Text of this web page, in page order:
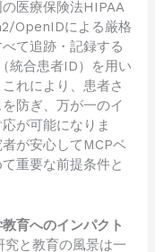
医療保険法HIPAA
OpenIDによる厳格
て追跡・記録する
統合患者ID）を用い
れにより、患者さ
防ぎ、万が一のイ
が可能になりま
が安心してMCPベ
重要な前提条件と
育へのインパクト
と教育の風景は一